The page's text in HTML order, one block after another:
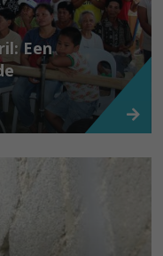
Een